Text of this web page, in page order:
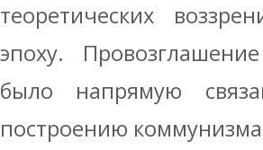
теоретических
эпоху.
было напрямую
построению коммунизма